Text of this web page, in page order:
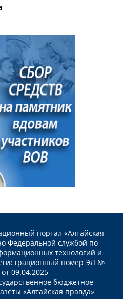
портал «Алтайская
Федеральной службой по
технологий и
номер ЭЛ №
09.04.2025
бюджетное
«Алтайская правда»